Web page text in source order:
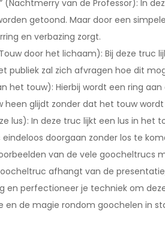
(Nachtmerry van de Professor): In
getoond. Maar door een
en verbazing zorgt.
door het lichaam): Bij deze
publiek zal zich afvragen hoe dit
het touw): Hierbij wordt een ring
heen glijdt zonder dat het touw
lus): In deze truc lijkt een lus in
doorgaan zonder los te
van de vele goocheltrucs
afhangt van de
en perfectioneer je techniek om
de magie rondom goochelen in